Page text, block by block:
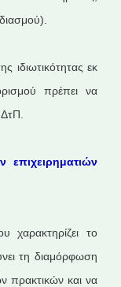
ιδιωτικότητας εκ
πρέπει να
χαρακτηρίζει το
τη διαμόρφωση
πρακτικών και να